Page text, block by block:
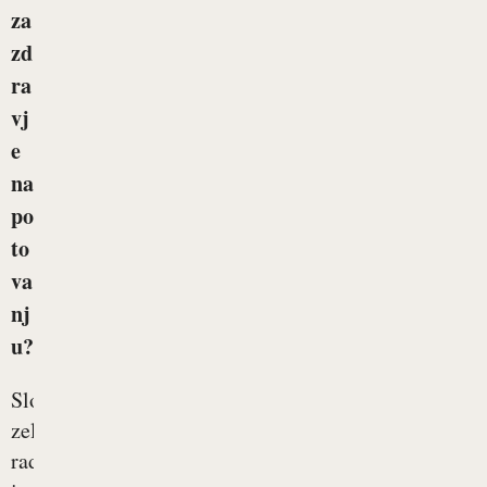
za
zd
ra
vj
e
na
po
to
va
nj
u?
Slovenci
zelo
radi